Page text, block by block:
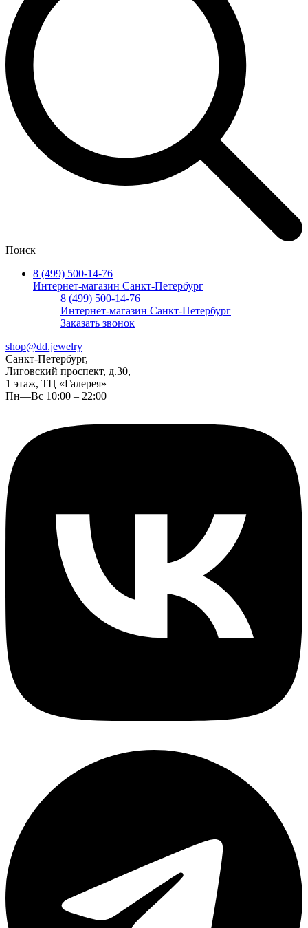
Поиск
8 (499) 500-14-76
Интернет-магазин Санкт-Петербург
8 (499) 500-14-76
Интернет-магазин Санкт-Петербург
Заказать звонок
shop@dd.jewelry
Санкт-Петербург,
Лиговский проспект, д.30,
1 этаж, ТЦ «Галерея»
Пн—Вс 10:00 – 22:00